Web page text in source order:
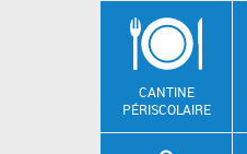
CANTINE
PÉRISCOLAIRE